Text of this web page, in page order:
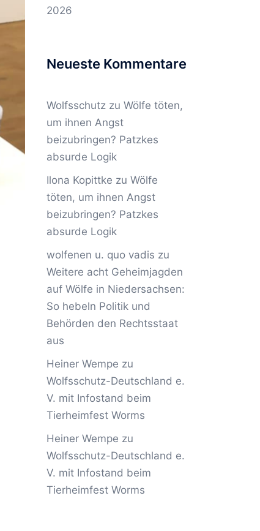
2026
Neueste Kommentare
Wolfsschutzzu Wölfe töten,
um ihnen Angst
beizubringen? Patzkes
absurde Logik
Ilona Kopittke zu Wölfe
töten, um ihnen Angst
beizubringen? Patzkes
absurde Logik
wolfenen u. quo vadis zu
Weitere acht Geheimjagden
auf Wölfe in Niedersachsen:
So hebeln Politik und
Behörden den Rechtsstaat
aus
Heiner Wempe zu
Wolfsschutz-Deutschland e.
V. mit Infostand beim
Tierheimfest Worms
Heiner Wempe zu
Wolfsschutz-Deutschland e.
V. mit Infostand beim
Tierheimfest Worms